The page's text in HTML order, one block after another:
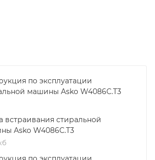
а также разглаживает складки без
автоматически рассчитывает
моющего средства в
загрузки, выбранной
и жёсткости воды, что
и повышает эффективность
по эксплуатации
машины Asko W4086C.T3
встраивания стиральной
Asko W4086C.T3